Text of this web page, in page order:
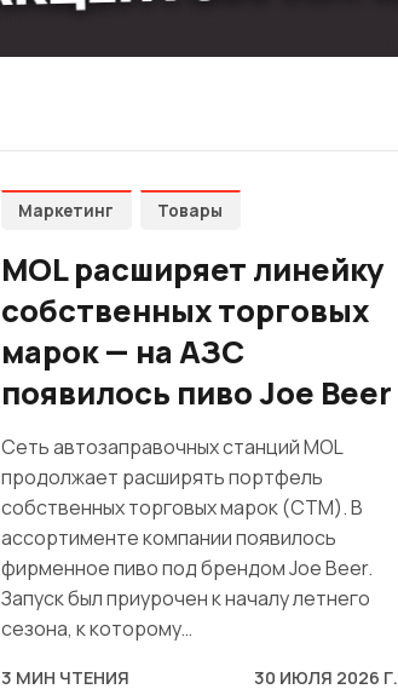
Маркетинг Товары
MOL расширяет линейку
собственных торговых
марок — на АЗС
появилось пиво Joe Beer
Сеть автозаправочных станций MOL
продолжает расширять портфель
собственных торговых марок (СТМ). В
ассортименте компании появилось
фирменное пиво под брендом Joe Beer.
Запуск был приурочен к началу летнего
сезона, к которому…
3 МИН ЧТЕНИЯ 30 ИЮЛЯ 2026 Г.